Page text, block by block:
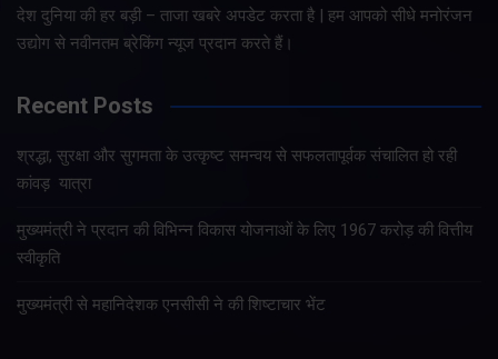
देश दुनिया की हर बड़ी – ताजा खबरे अपडेट करता है | हम आपको सीधे मनोरंजन
उद्योग से नवीनतम ब्रेकिंग न्यूज प्रदान करते हैं।
Recent Posts
श्रद्धा, सुरक्षा और सुगमता के उत्कृष्ट समन्वय से सफलतापूर्वक संचालित हो रही
कांवड़ यात्रा
मुख्यमंत्री ने प्रदान की विभिन्न विकास योजनाओं के लिए 1967 करोड़ की वित्तीय
स्वीकृति
मुख्यमंत्री से महानिदेशक एनसीसी ने की शिष्टाचार भेंट